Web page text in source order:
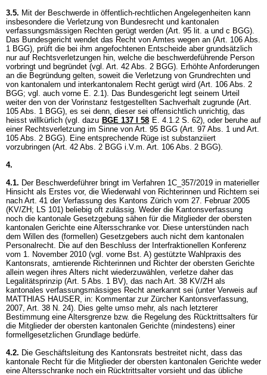
3.5. Mit der Beschwerde in öffentlich-rechtlichen Angelegenheiten kann
insbesondere die Verletzung von Bundesrecht und kantonalen
verfassungsmässigen Rechten gerügt werden (Art. 95 lit. a und c BGG).
Das Bundesgericht wendet das Recht von Amtes wegen an (Art. 106 Abs.
1 BGG), prüft die bei ihm angefochtenen Entscheide aber grundsätzlich
nur auf Rechtsverletzungen hin, welche die beschwerdeführende Person
vorbringt und begründet (vgl. Art. 42 Abs. 2 BGG). Erhöhte Anforderungen
an die Begründung gelten, soweit die Verletzung von Grundrechten und
von kantonalem und interkantonalem Recht gerügt wird (Art. 106 Abs. 2
BGG; vgl. auch vorne E. 2.1). Das Bundesgericht legt seinem Urteil
weiter den von der Vorinstanz festgestellten Sachverhalt zugrunde (Art.
105 Abs. 1 BGG), es sei denn, dieser sei offensichtlich unrichtig, das
heisst willkürlich (vgl. dazu BGE 137 I 58 E. 4.1.2 S. 62), oder beruhe auf
einer Rechtsverletzung im Sinne von Art. 95 BGG (Art. 97 Abs. 1 und Art.
105 Abs. 2 BGG). Eine entsprechende Rüge ist substanziiert
vorzubringen (Art. 42 Abs. 2 BGG i.V.m. Art. 106 Abs. 2 BGG).
4.
4.1. Der Beschwerdeführer bringt im Verfahren 1C_357/2019 in materieller
Hinsicht als Erstes vor, die Wiederwahl von Richterinnen und Richtern sei
nach Art. 41 der Verfassung des Kantons Zürich vom 27. Februar 2005
(KV/ZH; LS 101) beliebig oft zulässig. Weder die Kantonsverfassung
noch die kantonale Gesetzgebung sähen für die Mitglieder der obersten
kantonalen Gerichte eine Altersschranke vor. Diese unterstünden nach
dem Willen des (formellen) Gesetzgebers auch nicht dem kantonalen
Personalrecht. Die auf den Beschluss der Interfraktionellen Konferenz
vom 1. November 2010 (vgl. vorne Bst. A) gestützte Wahlpraxis des
Kantonsrats, amtierende Richterinnen und Richter der obersten Gerichte
allein wegen ihres Alters nicht wiederzuwählen, verletze daher das
Legalitätsprinzip (Art. 5 Abs. 1 BV), das nach Art. 38 KV/ZH als
kantonales verfassungsmässiges Recht anerkannt sei (unter Verweis auf
MATTHIAS HAUSER, in: Kommentar zur Zürcher Kantonsverfassung,
2007, Art. 38 N. 24). Dies gelte umso mehr, als nach letzterer
Bestimmung eine Altersgrenze bzw. die Regelung des Rücktrittsalters für
die Mitglieder der obersten kantonalen Gerichte (mindestens) einer
formellgesetzlichen Grundlage bedürfe.
4.2. Die Geschäftsleitung des Kantonsrats bestreitet nicht, dass das
kantonale Recht für die Mitglieder der obersten kantonalen Gerichte weder
eine Altersschranke noch ein Rücktrittsalter vorsieht und das übliche